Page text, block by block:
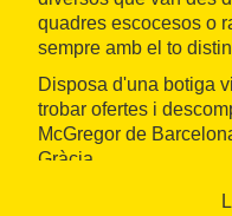
quadres escocesos o
sempre amb el to
Disposa d'una botiga
trobar ofertes i
McGregor de
Gràcia.